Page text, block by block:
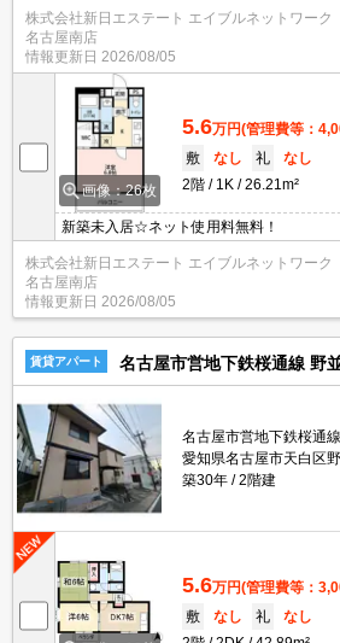
株式会社新日エステート エイブルネットワーク
名古屋南店
情報更新日 2026/08/05
画像：26枚
5.6万円(管理費等：
敷
なし 礼
なし
2階
1K 26.21m²
新築未入居☆ネット使用料無料！
株式会社新日エステート エイブルネットワーク
名古屋南店
情報更新日 2026/08/05
賃貸アパート 名古屋市営地下鉄桜通線 野
名古屋市営地下鉄桜通
愛知県名古屋市天白区
築30年
2階建
5.6万円(管理費等：
敷
なし 礼
なし